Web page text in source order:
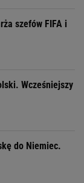
szefów FIFA i
Wcześniejszy
do Niemiec.